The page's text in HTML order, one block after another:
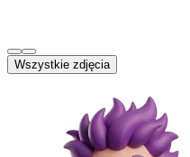
Wszystkie zdjęcia